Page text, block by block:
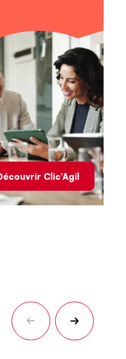
Clic’Agil